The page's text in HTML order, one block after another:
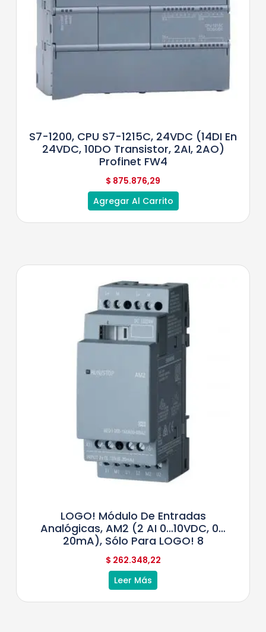
S7-1200, CPU S7-1215C, 24VDC (14DI En
24VDC, 10DO Transistor, 2AI, 2AO)
Profinet FW4
$ 875.876,29
Agregar Al Carrito
LOGO! Módulo De Entradas
Analógicas, AM2 (2 AI 0…10VDC, 0…
20mA), Sólo Para LOGO! 8
$ 262.348,22
Leer Más